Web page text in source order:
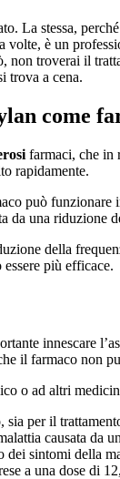
La stessa,
è un
non troverai il
trova a cena.
come
farmaci, che in
rapidamente.
può
da una
della
più efficace.
innescare
il farmaco non
o ad altri
per il
causata
sintomi della
a una dose di